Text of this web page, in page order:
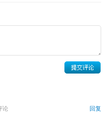
人复合，随后在2007年8月
婚礼，刘仪伟担当司仪，赵
婚后，佟大为从未有过什么
妻”，也已经有了两人爱情
论 回复